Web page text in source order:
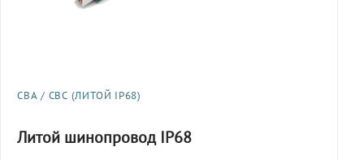
СВА / СВС (ЛИТОЙ IP68)
Литой шинопровод IP68